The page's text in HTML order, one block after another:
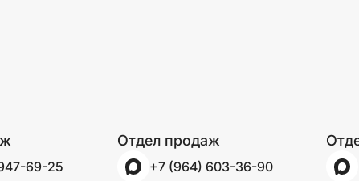
69-25
Отдел продаж
+7 (964) 603-36-90